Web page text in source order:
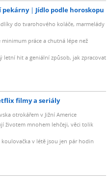
pekárny Jídlo podle horoskopu
do tvarohového koláče, marmelády
práce a chutná lépe než
letní hit a geniální způsob, jak zpracovat
filmy a seriály
otrokářem v Jižní Americe
životem mnohem lehčeji, věci tolik
v létě jsou jen pár hodin